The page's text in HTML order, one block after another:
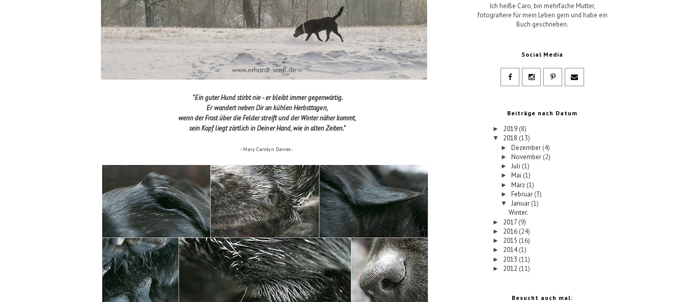
"Ein guter Hund stirbt nie - er bleibt immer gegenwärtig.
Er wandert neben Dir an kühlen Herbsttagen,
wenn der Frost über die Felder streift und der Winter näher kommt,
sein Kopf liegt zärtlich in Deiner Hand, wie in alten Zeiten."
- Mary Carolyn Davies -
Ich heiße Caro, bin mehrfache Mutter,
fotografiere für mein Leben gern und habe ein
Buch geschrieben.
Social Media
Beiträge nach Datum
► 2019 (8)
▼ 2018 (13)
► Dezember (4)
► November (2)
► Juli (1)
► Mai (1)
► März (1)
► Februar (3)
▼ Januar (1)
Winter.
► 2017 (9)
► 2016 (24)
► 2015 (16)
► 2014(1)
► 2013 (11)
► 2012 (11)
Besucht auch mal: